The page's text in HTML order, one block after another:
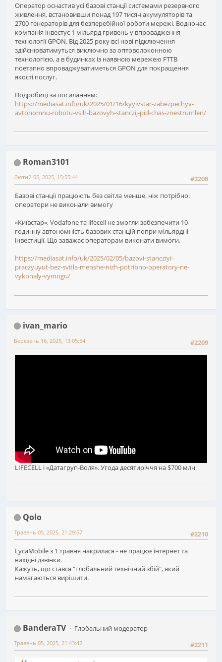
Оператор оснастив усі базові станції системами резервного
живлення, встановивши понад 197 тисяч акумуляторів та
2700 генераторів для безперебійної роботи мережі. Водночас
компанія інвестує 1 мільярд гривень у впровадження
технології GPON. Від 2025 року всі нові підключення
здійснюватимуться виключно за оптоволоконною
технологією, а в будинках із наявною мережею FTTB
поетапно впроваджуватиметься GPON для покращення
якості послуг.
Подробиці за посиланням:
https://mediasat.info/uk/2025/01/16/kyyivstar-zabezpechyv-
avtonomnu-robotu-vsih-bazovyh-stanczij-pid-chas-znestrumlen/
Roman3101
#2208
Лютий 05, 2025, 15:55:44
Базові станції працюють без світла менше, ніж потрібно:
оператори не виконали вимогу
«Київстар», Vodafone та lifecell не змогли забезпечити 10-
годинну автономність базових станцій попри мільярдні
інвестиції. Що заважає операторам виконати вимоги.
https://mediasat.info/uk/2025/02/05/bazovi-stancziyi-
praczyuyut-bez-svitla-menshe-nizh-potribno-operatory-ne-
vykonaly-vymogu/
ivan_mario
#2209
Березень 16, 2025, 13:05:54
LIFECELL і «Датагруп-Воля». Угода десятиріччя на $700 млн
Qolo
#2210
Травень 05, 2025, 21:29:57
LycaMobile з 1 травня накрилася - не працює інтернет та
вихідні дзвінки.
Кажуть, що стався "глобальний технічний збій", який
намагаються вирішити.
BanderaTV
Глобальний модератор
#2211
Травень 05, 2025, 21:43:42